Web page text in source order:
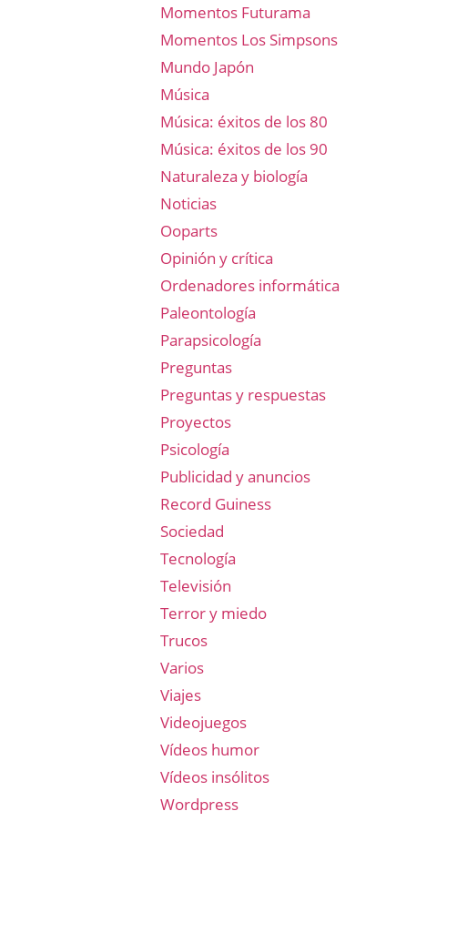
Momentos Futurama
Momentos Los Simpsons
Mundo Japón
Música
Música: éxitos de los 80
Música: éxitos de los 90
Naturaleza y biología
Noticias
Ooparts
Opinión y crítica
Ordenadores informática
Paleontología
Parapsicología
Preguntas
Preguntas y respuestas
Proyectos
Psicología
Publicidad y anuncios
Record Guiness
Sociedad
Tecnología
Televisión
Terror y miedo
Trucos
Varios
Viajes
Videojuegos
Vídeos humor
Vídeos insólitos
Wordpress